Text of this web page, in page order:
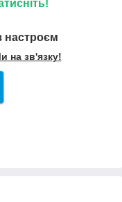
настроєм
на зв'язку!